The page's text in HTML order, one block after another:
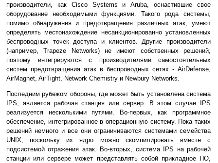
производители, как Cisco Systems и Aruba, оснастившие свое
оборудование необходимыми функциями. Такого рода системы,
помимо обнаружения и предотвращения различных атак, умеют
определять местонахождение несанкционированно установленных
беспроводных точек доступа и клиентов. Другие производители
(например, Trapeze Networks) не имеют собственных решений,
поэтому интегрируются с производителями самостоятельных
систем предотвращения атак в беспроводных сетях - AirDefense,
AirMagnet, AirTight, Network Chemistry и Newbury Networks.
Последним рубежом обороны, где может быть установлена система
IPS, является рабочая станция или сервер. В этом случае IPS
реализуется несколькими путями. Во-первых, как программное
обеспечение, интегрированное в операционную систему. Пока таких
решений немного и все они ограничиваются системами семейства
UNIX, поскольку их ядро можно скомпилировать вместе с
подсистемой отражения атак. Во-вторых, система IPS на рабочей
станции или сервере может представлять собой прикладное ПО,